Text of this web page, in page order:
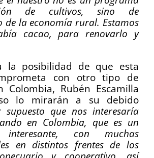
de cultivos, sino de
de la economía rural. Estamos
cacao, para renovarlo y
la posibilidad de que esta
con otro tipo de
Colombia, Rubén Escamilla
lo mirarán a su debido
supuesto que nos interesaría
en Colombia, que es un
con muchas
en distintos frentes de los